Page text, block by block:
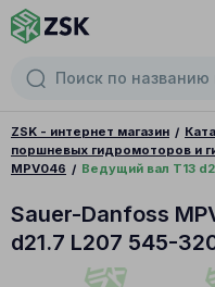
ZSK - интернет магазин
поршневых гидромоторов и
MPV046
Ведущий вал T13
Sauer-Danfoss
d21.7 L207 545-